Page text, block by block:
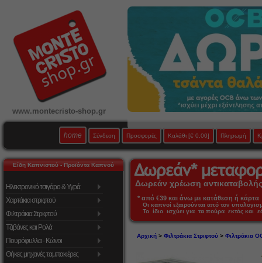
www.montecristo-shop.gr
home Σύνδεση Προσφορές Καλάθι [€ 0,00] Πληρωμή
Είδη Καπνιστού - Προϊόντα Καπνού
Ηλεκτρονικό τσιγάρο & Υγρά
Χαρτάκια στριφτού
Φιλτράκια Στριφτού
Τζιβάνες και Ρολά
Πουρόφυλλα - Κώνοι
Θήκες μηχανές ταμπακιέρες
Δωρεάν χρέωση
* από €39 και άνω με κατάθεση ή
Οι καπνοί εξαιρούνται από τον
Το ίδιο ισχύει για τα πούρα εκτός και
Αρχική> Φιλτράκια Στριφτού> Φιλτράκια